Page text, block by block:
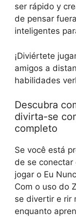
ser rápido y
de pensar
inteligentes
¡Diviértete
amigos a
habilidades
Descubra
divirta-se
completo
Se você está
de se conectar
jogar o Eu
Com o uso do
se divertir e rir
enquanto